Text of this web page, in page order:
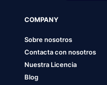
COMPANY
Sobre nosotros
Contacta con nosotros
Nuestra Licencia
Blog